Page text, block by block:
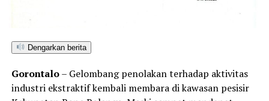
penghentian sementara terhadap perusahaan
pertambangan yang dinilai tidak ramah lingkungan
Dengarkan berita
Gorontalo– Gelombang penolakan terhadap aktivitas
industri ekstraktif kembali membara di kawasan pesisir